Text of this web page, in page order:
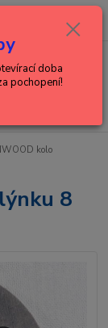
Menu
0,00 Kč
kolo
8
doba
pochopení!